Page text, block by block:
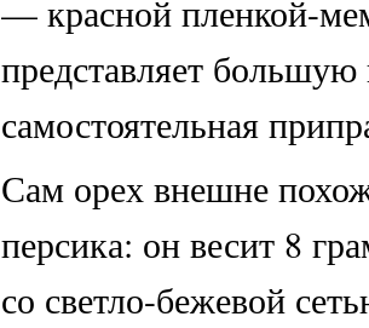
— красной пленкой-
представляет большую
самостоятельная
Сам орех внешне
персика: он весит 8
со светло-бежевой